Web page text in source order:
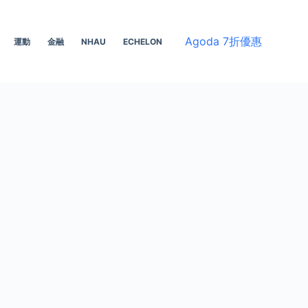
運動 金融 NHAU ECHELON Agoda 7折優惠